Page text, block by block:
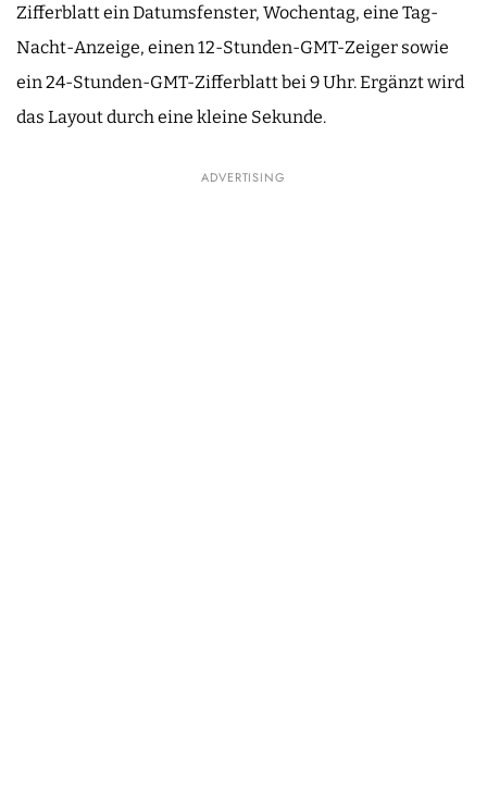
Zifferblatt ein Datumsfenster, Wochentag, eine Tag-
Nacht-Anzeige, einen 12-Stunden-GMT-Zeiger sowie
ein 24-Stunden-GMT-Zifferblatt bei 9 Uhr. Ergänzt wird
das Layout durch eine kleine Sekunde.
ADVERTISING